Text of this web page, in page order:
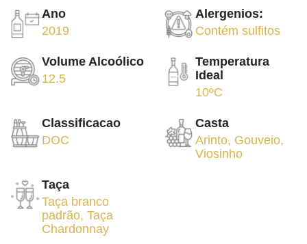
Ano
2019
Alergenios:
Contém sulfitos
Volume Alcoólico
12.5
Temperatura
Ideal
10ºC
Classificacao
DOC
Casta
Arinto, Gouveio,
Viosinho
Taça
Taça branco
padrão,Taça
Chardonnay